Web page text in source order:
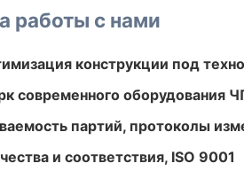
работы с нами
конструкции под
современного оборудования
партий, протоколы
и соответствия, ISO 9001